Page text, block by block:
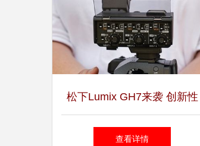
松下Lumix GH7来袭 创新性
能与专业摄影的融合
查看详情